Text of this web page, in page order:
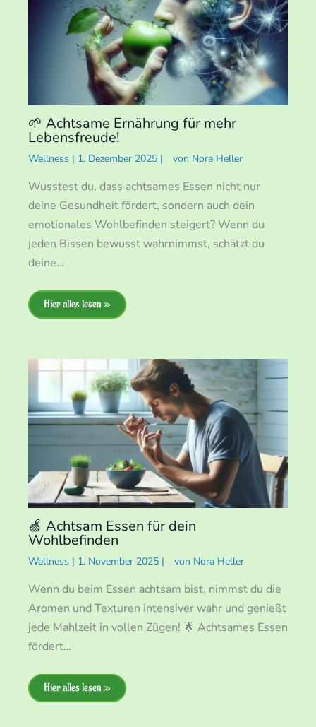
🌱 Achtsame Ernährung für mehr
Lebensfreude!
Wellness | 1. Dezember 2025 | von Nora Heller
Wusstest du, dass achtsames Essen nicht nur
deine Gesundheit fördert, sondern auch dein
emotionales Wohlbefinden steigert? Wenn du
jeden Bissen bewusst wahrnimmst, schätzt du
deine…
Hier alles lesen »
🍏 Achtsam Essen für dein
Wohlbefinden
Wellness | 1. November 2025 | von Nora Heller
Wenn du beim Essen achtsam bist, nimmst du die
Aromen und Texturen intensiver wahr und genießt
jede Mahlzeit in vollen Zügen! 🌟 Achtsames Essen
fördert…
Hier alles lesen »